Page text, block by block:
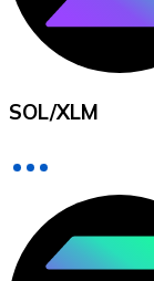
Ver todo
Añade
SOL/XLM